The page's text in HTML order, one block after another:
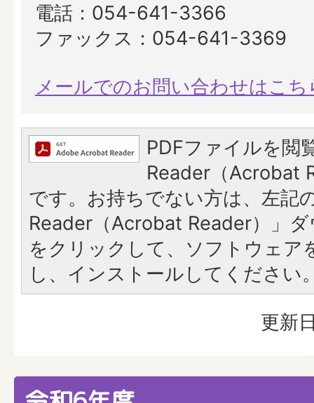
電話：054-641-3366
ファックス：054-641-3369
メールでのお問い合わせはこち
PDFファイルを閲
Reader（Acrobat
です。お持ちでない方は、左記
Reader（Acrobat Reader）」
をクリックして、ソフトウェア
し、インストールしてください
更新